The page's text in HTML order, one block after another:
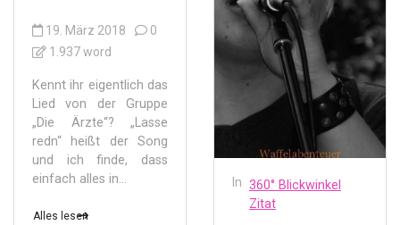
19. März 2018
0
1.937 word
Kennt ihr eigentlich das
Lied von der Gruppe
„Die Ärzte“? „Lasse
redn“ heißt der Song
und ich finde, dass
einfach alles in...
Alles lesen
In 360° Blickwinkel
Zitat